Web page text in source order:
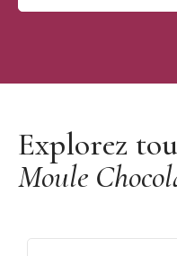
Explorez
Moule